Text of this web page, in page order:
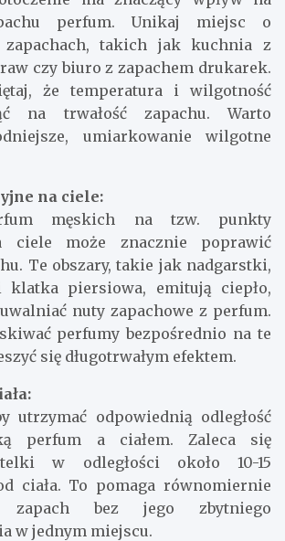
perfum. Unikaj miejsc o
zapachach, takich jak kuchnia z
czy biuro z zapachem drukarek.
że temperatura i wilgotność
na trwałość zapachu. Warto
umiarkowanie wilgotne
na ciele:
męskich na tzw. punkty
ciele może znacznie poprawić
Te obszary, takie jak nadgarstki,
klatka piersiowa, emitują ciepło,
nuty zapachowe z perfum.
perfumy bezpośrednio na te
się długotrwałym efektem.
utrzymać odpowiednią odległość
perfum a ciałem. Zaleca się
w odległości około 10-15
ciała. To pomaga równomiernie
zapach bez jego zbytniego
w jednym miejscu.